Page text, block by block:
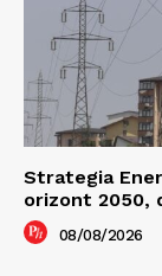
Strategia
orizont 2050,
08/08/2026